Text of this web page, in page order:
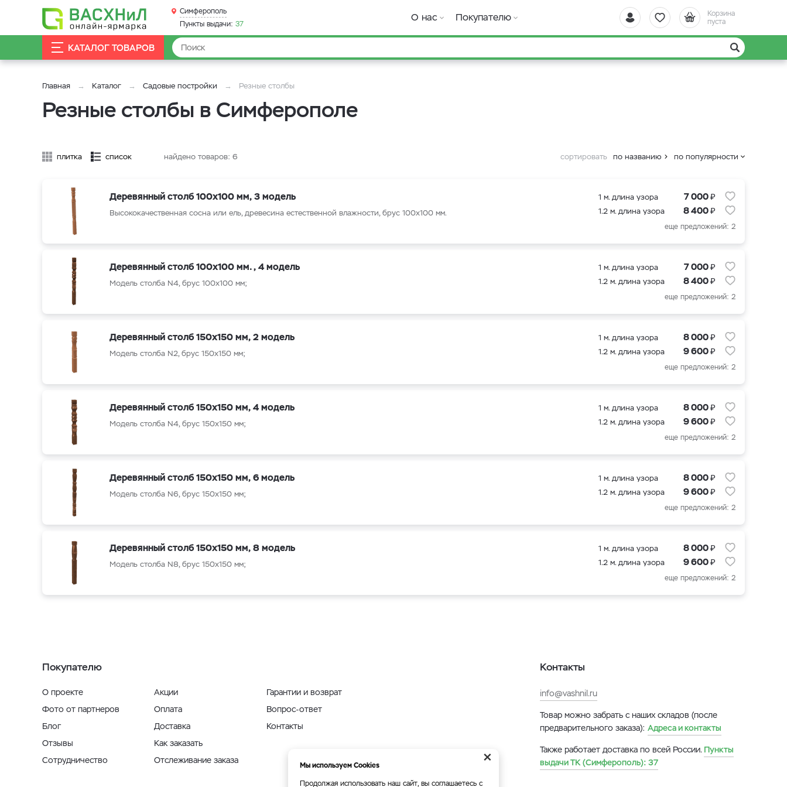
Корзина
пуста
Симферополь
Пункты выдачи: 37
О нас Покупателю
КАТАЛОГ ТОВАРОВ
Главная Каталог Садовые постройки Резные столбы
Резные столбы в Симферополе
плитка список найдено товаров: 6 сортировать по названию по популярности
Деревянный столб 100x100 мм, 3 модель
Высококачественная сосна или ель, древесина естественной влажности, брус 100x100 мм.
1 м. длина узора 7 000₽
1.2 м. длина узора 8 400₽
еще предложений: 2
Деревянный столб 100x100 мм., 4 модель
Модель столба N4, брус 100x100 мм;
1 м. длина узора 7 000₽
1.2 м. длина узора 8 400₽
еще предложений: 2
Деревянный столб 150x150 мм, 2 модель
Модель столба N2, брус 150x150 мм;
1 м. длина узора 8 000₽
1.2 м. длина узора 9 600₽
еще предложений: 2
Деревянный столб 150x150 мм, 4 модель
Модель столба N4, брус 150x150 мм;
1 м. длина узора 8 000₽
1.2 м. длина узора 9 600₽
еще предложений: 2
Деревянный столб 150x150 мм, 6 модель
Модель столба N6, брус 150x150 мм;
1 м. длина узора 8 000₽
1.2 м. длина узора 9 600₽
еще предложений: 2
Деревянный столб 150x150 мм, 8 модель
Модель столба N8, брус 150x150 мм;
1 м. длина узора 8 000₽
1.2 м. длина узора 9 600₽
еще предложений: 2
Покупателю
О проекте
Фото от партнеров
Блог
Отзывы
Сотрудничество
Акции
Оплата
Доставка
Как заказать
Отслеживание заказа
Гарантии и возврат
Вопрос-ответ
Контакты
Контакты
info@vashnil.ru
Товар можно забрать с наших складов (после
предварительного заказа): Адреса и контакты
Также работает доставка по всей России. Пункты
выдачи ТК (Симферополь): 37
×
Мы используем Cookies
Продолжая использовать наш сайт, вы соглашаетесь с